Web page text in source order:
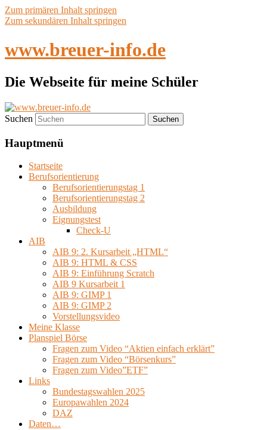
Zum primären Inhalt springen
Zum sekundären Inhalt springen
www.breuer-info.de
Die Webseite für meine Schüler
Suchen
Hauptmenü
Startseite
Berufsorientierung
Berufsorientierungstag 1
Berufsorientierungstag 2
Ausbildung
Eignungstest
Check-U
AIB
AIB 9: 2. Kursarbeit „HTML“
AIB 9: HTML & CSS
AIB 9: Einführung Scratch
AIB 9 Kursarbeit 1
AIB 9: GIMP 1
AIB 9: GIMP 2
Vorstellungsvideo
Meine Klasse
Planspiel Börse
Fragen zum Video “Aktien einfach erklärt”
Fragen zum Video “Börsenkurs”
Fragen zum Video”ETF”
Links
Bundestagswahlen 2025
Europawahlen 2024
DAZ
Daten…